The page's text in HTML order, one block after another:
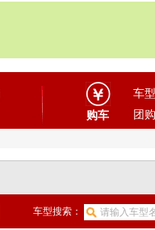
购车
车型
团购
车型搜索：